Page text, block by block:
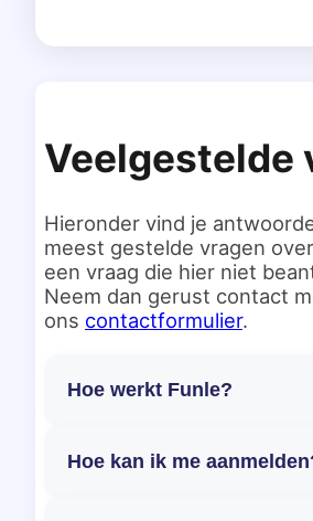
Veelgestelde
Hieronder vind je
meest gestelde vragen
een vraag die hier niet
Neem dan gerust contact
ons contactformulier.
Hoe werkt Funle?
Hoe kan ik me